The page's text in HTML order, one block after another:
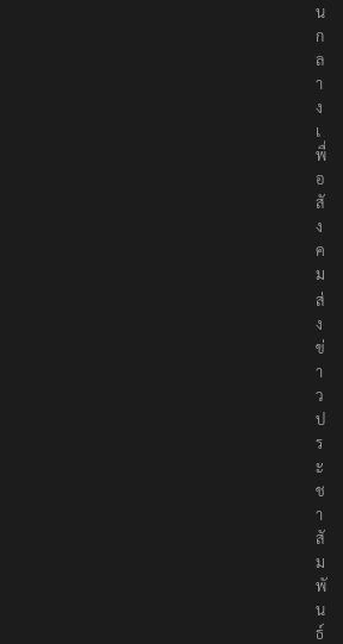
น
ก
ล
า
ง
เ
พื่
อ
สั
ง
ค
ม
ส่
ง
ข่
า
ว
ป
ร
ะ
ช
า
สั
ม
พั
น
ธ์